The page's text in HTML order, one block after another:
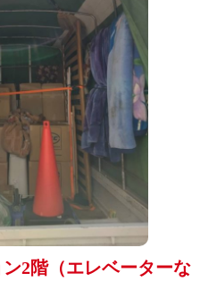
2階（エレベーターな